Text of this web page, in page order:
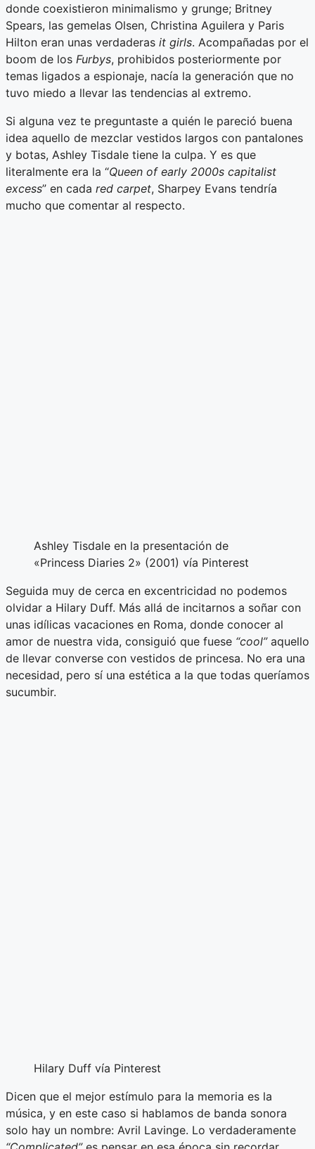
donde coexistieron minimalismo y grunge; Britney
Spears, las gemelas Olsen, Christina Aguilera y Paris
Hilton eran unas verdaderas it girls. Acompañadas por el
boom de los Furbys, prohibidos posteriormente por
temas ligados a espionaje, nacía la generación que no
tuvo miedo a llevar las tendencias al extremo.
Si alguna vez te preguntaste a quién le pareció buena
idea aquello de mezclar vestidos largos con pantalones
y botas, Ashley Tisdale tiene la culpa. Y es que
literalmente era la “Queen of early 2000s capitalist
excess” en cada red carpet, Sharpey Evans tendría
mucho que comentar al respecto.
Ashley Tisdale en la presentación de
«Princess Diaries 2» (2001) vía Pinterest
Seguida muy de cerca en excentricidad no podemos
olvidar a Hilary Duff. Más allá de incitarnos a soñar con
unas idílicas vacaciones en Roma, donde conocer al
amor de nuestra vida, consiguió que fuese “cool”aquello
de llevar converse con vestidos de princesa. No era una
necesidad, pero sí una estética a la que todas queríamos
sucumbir.
Hilary Duff vía Pinterest
Dicen que el mejor estímulo para la memoria es la
música, y en este caso si hablamos de banda sonora
solo hay un nombre: Avril Lavinge. Lo verdaderamente